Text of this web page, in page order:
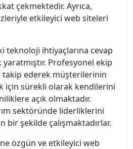
çekmektedir. Ayrıca,
etkileyici web siteleri
teknoloji ihtiyaçlarına cevap
Profesyonel ekip
ederek müşterilerinin
için sürekli olarak kendilerini
açık olmaktadır.
sektöründe liderliklerini
şekilde çalışmaktadırlar.
özgün ve etkileyici web